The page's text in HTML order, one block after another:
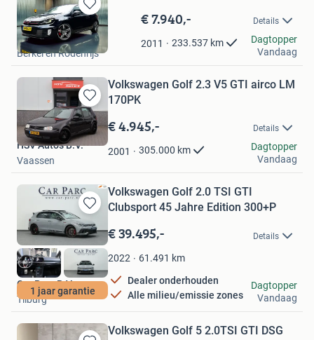
Bewaren
in
Mijn
Favorieten
€ 7.940,- Details
2011 233.537 km
Pro Auto Verkoop
Berkel en Rodenrijs
Dagtopper
Vandaag
Bewaren
in
Mijn
Favorieten
Volkswagen Golf 2.3 V5 GTI airco LM
170PK
€ 4.945,- Details
2001 305.000 km
HSV Auto's B.V.
Vaassen
Dagtopper
Vandaag
Bewaren
in
Mijn
Favorieten
1 jaar garantie
Volkswagen Golf 2.0 TSI GTI
Clubsport 45 Jahre Edition 300+P
€ 39.495,- Details
2022 61.491 km
Dealer onderhouden
Alle milieu/emissie zones
Car Parc B.V.
Tilburg
Dagtopper
Vandaag
Volkswagen Golf 5 2.0TSI GTI DSG